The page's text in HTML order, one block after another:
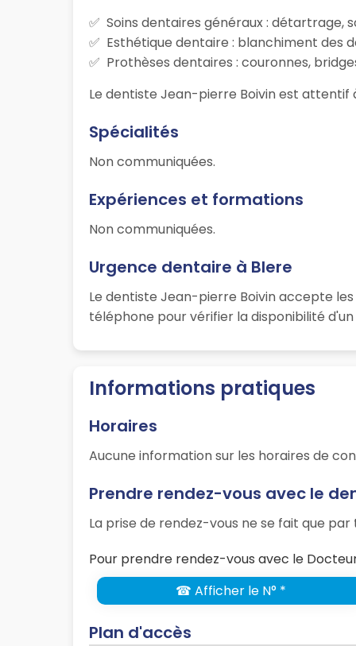
Soins dentaires généraux : détartrage,
Esthétique dentaire : blanchiment des
Prothèses dentaires : couronnes,
Le dentiste Jean-pierre Boivin est
Spécialités
Non communiquées.
Expériences et formations
Non communiquées.
Urgence dentaire à Blere
Le dentiste Jean-pierre Boivin accepte
téléphone pour vérifier la disponibilité
Informations pratiques
Horaires
Aucune information sur les horaires de
Prendre rendez-vous avec le
La prise de rendez-vous ne se fait que
Pour prendre rendez-vous avec le
☎ Afficher le N° *
Plan d'accès